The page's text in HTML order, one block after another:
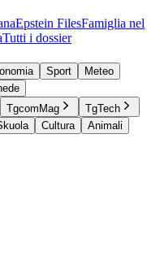
Epstein FilesFamiglia nel
Tutti i dossier
Sport
Meteo
TgcomMag
TgTech
Cultura
Animali